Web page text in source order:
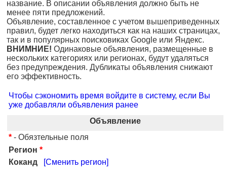
название. В описании объявления должно быть не
менее пяти предложений.
Объявление, составленное с учетом вышеприведенных
правил, будет легко находиться как на наших страницах,
так и в популярных поисковиках Google или Яндекс.
ВНИМНИЕ! Одинаковые объявления, размещенные в
нескольких категориях или регионах, будут удаляться
без предупреждения. Дубликаты объявления снижают
его эффективность.
Чтобы сэкономить время войдите в систему, если Вы
уже добавляли объявления ранее
Объявление
* - Обязтельные поля
Регион *
Коканд
[Сменить регион]